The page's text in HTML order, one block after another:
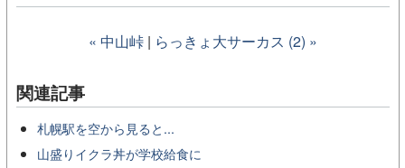
« 中山峠| らっきょ大サーカス (2) »
関連記事
札幌駅を空から見ると...
山盛りイクラ丼が学校給食に